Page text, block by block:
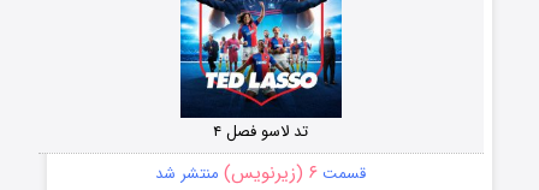
تد لاسو فصل ۴
قسمت ۶ (زیرنویس) منتشر شد